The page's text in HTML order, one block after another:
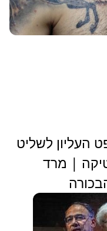
העליון לשליט
| מרד